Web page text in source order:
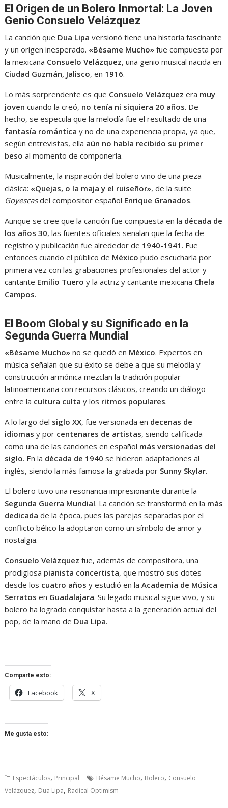
El Origen de un Bolero Inmortal: La Joven
Genio Consuelo Velázquez
La canción que Dua Lipa versionó tiene una historia fascinante
y un origen inesperado. «Bésame Mucho» fue compuesta por
la mexicana Consuelo Velázquez, una genio musical nacida en
Ciudad Guzmán, Jalisco, en 1916.
Lo más sorprendente es que Consuelo Velázquez era muy
joven cuando la creó, no tenía ni siquiera 20 años. De
hecho, se especula que la melodía fue el resultado de una
fantasía romántica y no de una experiencia propia, ya que,
según entrevistas, ella aún no había recibido su primer
beso al momento de componerla.
Musicalmente, la inspiración del bolero vino de una pieza
clásica: «Quejas, o la maja y el ruiseñor», de la suite
Goyescasdel compositor español Enrique Granados.
Aunque se cree que la canción fue compuesta en la década de
los años 30, las fuentes oficiales señalan que la fecha de
registro y publicación fue alrededor de 1940-1941. Fue
entonces cuando el público de México pudo escucharla por
primera vez con las grabaciones profesionales del actor y
cantante Emilio Tuero y la actriz y cantante mexicana Chela
Campos.
El Boom Global y su Significado en la
Segunda Guerra Mundial
«Bésame Mucho» no se quedó en México. Expertos en
música señalan que su éxito se debe a que su melodía y
construcción armónica mezclan la tradición popular
latinoamericana con recursos clásicos, creando un diálogo
entre la cultura culta y los ritmos populares.
A lo largo del siglo XX, fue versionada en decenas de
idiomas y por centenares de artistas, siendo calificada
como una de las canciones en español más versionadas del
siglo. En la década de 1940 se hicieron adaptaciones al
inglés, siendo la más famosa la grabada por Sunny Skylar.
El bolero tuvo una resonancia impresionante durante la
Segunda Guerra Mundial. La canción se transformó en la más
dedicada de la época, pues las parejas separadas por el
conflicto bélico la adoptaron como un símbolo de amor y
nostalgia.
Consuelo Velázquez fue, además de compositora, una
prodigiosa pianista concertista, que mostró sus dotes
desde los cuatro años y estudió en laAcademia de Música
Serratos en Guadalajara. Su legado musical sigue vivo, y su
bolero ha logrado conquistar hasta a la generación actual del
pop, de la mano de Dua Lipa.
Comparte esto:
Facebook X
Me gusta esto:
Espectáculos, Principal Bésame Mucho, Bolero, Consuelo
Velázquez, Dua Lipa, Radical Optimism